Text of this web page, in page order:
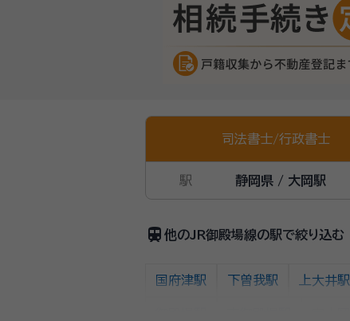
司法書士/行政書士
駅 静岡県 / 大岡駅
train 他のJR御殿場線の駅で絞り込む
国府津駅 下曽我駅 上大井駅